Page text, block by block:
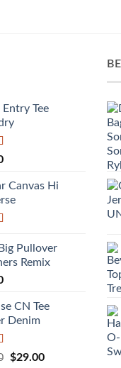
Entry Tee
Canvas Hi
Pullover
Remix
CN Tee
Denim
Giá
$29.00Giá